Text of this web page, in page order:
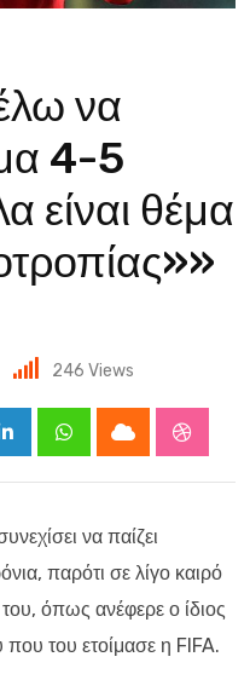
να
4-5
είναι θέμα
246 Views
LinkedInWhatsappCloud
να παίζει
παρότι σε λίγο καιρό
του, όπως ανέφερε ο ίδιος
του ετοίμασε η FIFA.